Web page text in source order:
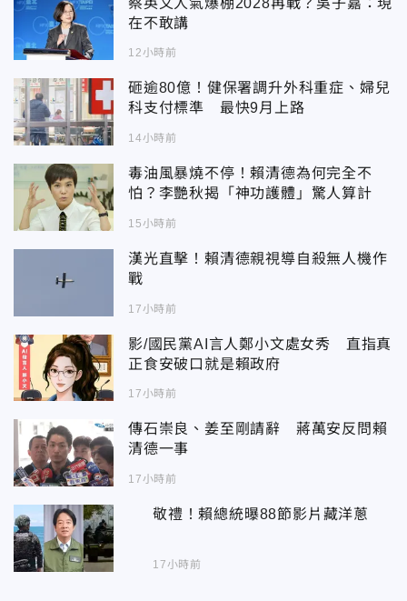
在不敢講
12小時前
砸逾80億！健保署調升外科重症、婦兒
科支付標準 最快9月上路
14小時前
毒油風暴燒不停！賴清德為何完全不
怕？李艷秋揭「神功護體」驚人算計
15小時前
漢光直擊！賴清德親視導自殺無人機作
戰
17小時前
影/國民黨AI言人鄭小文處女秀 直指真
正食安破口就是賴政府
17小時前
傳石崇良、姜至剛請辭 蔣萬安反問賴
清德一事
17小時前
敬禮！賴總統曝88節影片藏洋蔥
17小時前